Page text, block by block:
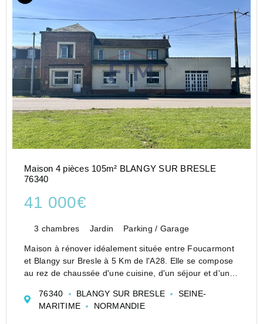
Maison 4 pièces 105m² BLANGY SUR BRESLE
76340
41 000€
3 chambres Jardin Parking / Garage
Maison à rénover idéalement située entre Foucarmont
et Blangy sur Bresle à 5 Km de l'A28. Elle se compose
au rez de chaussée d'une cuisine, d'un séjour et d'un
chambres ainsi qu�...
76340 BLANGY SUR BRESLE
SEINE-
MARITIME
NORMANDIE